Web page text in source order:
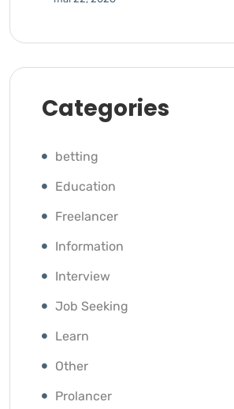
Categories
betting
Education
Freelancer
Information
Interview
Job Seeking
Learn
Other
Prolancer